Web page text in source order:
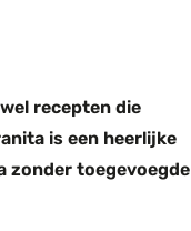
recepten die
is een heerlijke
zonder toegevoegde